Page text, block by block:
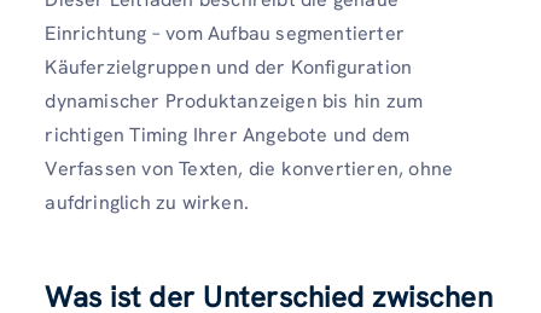
Einrichtung – vom Aufbau segmentierter
Käuferzielgruppen und der Konfiguration
dynamischer Produktanzeigen bis hin zum
richtigen Timing Ihrer Angebote und dem
Verfassen von Texten, die konvertieren, ohne
aufdringlich zu wirken.
Was ist der Unterschied zwischen